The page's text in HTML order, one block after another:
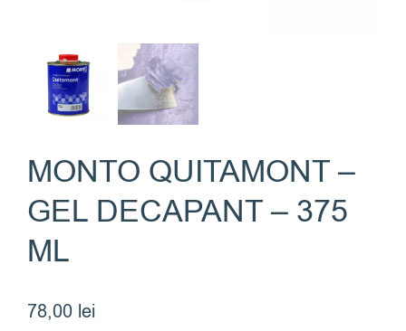
MONTO QUITAMONT –
GEL DECAPANT – 375
ML
78,00 lei